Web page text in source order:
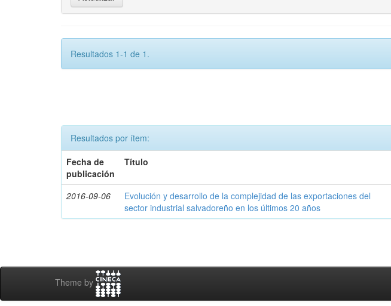
Resultados 1-1 de 1.
Resultados por ítem:
Fecha de
publicación
Título
2016-09-06
Evolución y desarrollo de la complejidad de las exportaciones del
sector industrial salvadoreño en los últimos 20 años
Theme by